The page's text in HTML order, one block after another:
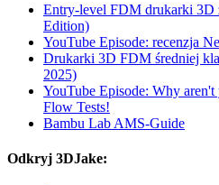
Entry-level FDM drukarki 3D
Edition)
YouTube Episode: recenzja
Drukarki 3D FDM średniej
2025)
YouTube Episode: Why
Flow Tests!
Bambu Lab AMS-Guide
Odkryj 3DJake: